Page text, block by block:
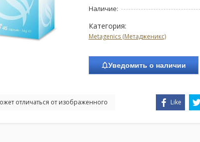
Наличие:
Категория:
Metagenics (Метадженикс)
Уведомить о наличии
отличаться от изображенного Like